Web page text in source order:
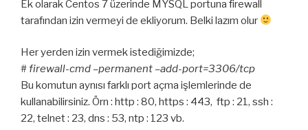
Ek olarak Centos 7 üzerinde MYSQL portuna firewall
tarafından izin vermeyi de ekliyorum. Belki lazım olur
Her yerden izin vermek istediğimizde;
#firewall-cmd –permanent –add-port=3306/tcp
Bu komutun aynısı farklı port açma işlemlerinde de
kullanabilirsiniz. Örn : http : 80, https : 443, ftp : 21, ssh :
22, telnet : 23, dns : 53, ntp : 123 vb.